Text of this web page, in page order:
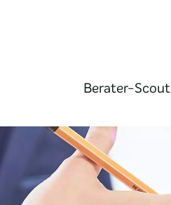
Berater-Scout